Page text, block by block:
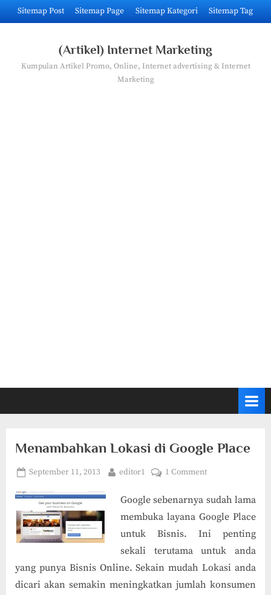
Skip
to
Sitemap Post Sitemap Page Sitemap Kategori Sitemap Tag
(Artikel) Internet Marketing
Kumpulan Artikel Promo, Online, Internet advertising & Internet
Marketing
Menambahkan Lokasi di Google Place
Posted
September 11, 2013 By
editor1 1 Commenton
Lokasi
di
Google
Place
Google sebenarnya sudah lama
membuka layana Google Place
untuk Bisnis. Ini penting
sekali terutama untuk anda
yang punya Bisnis Online. Sekain mudah Lokasi anda
dicari akan semakin meningkatkan jumlah konsumen